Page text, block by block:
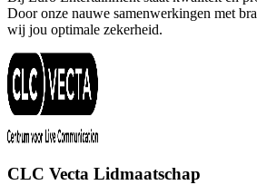
Door onze nauwe samenwerkingen met
wij jou optimale zekerheid.
CLC Vecta Lidmaatschap